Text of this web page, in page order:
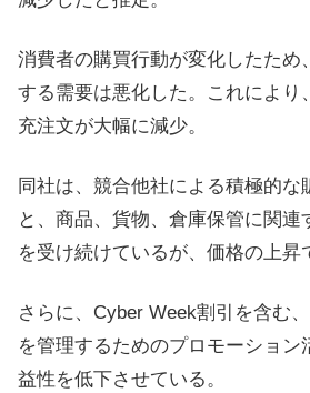
消費者の購買行動が変化したため
する需要は悪化した。これにより
充注文が大幅に減少。
同社は、競合他社による積極的な
と、商品、貨物、倉庫保管に関連
を受け続けているが、価格の上昇
さらに、Cyber​​ Week割引を含む
を管理するためのプロモーション
益性を低下させている。